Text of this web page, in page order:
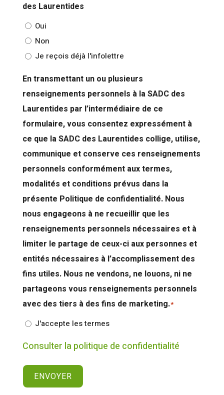
des Laurentides
Oui
Non
Je reçois déjà l'infolettre
En transmettant un ou plusieurs
renseignements personnels à la SADC des
Laurentides par l’intermédiaire de ce
formulaire, vous consentez expressément à
ce que la SADC des Laurentides collige, utilise,
communique et conserve ces renseignements
personnels conformément aux termes,
modalités et conditions prévus dans la
présente Politique de confidentialité. Nous
nous engageons à ne recueillir que les
renseignements personnels nécessaires et à
limiter le partage de ceux-ci aux personnes et
entités nécessaires à l’accomplissement des
fins utiles. Nous ne vendons, ne louons, ni ne
partageons vous renseignements personnels
avec des tiers à des fins de marketing.*
J'accepte les termes
Consulter la politique de confidentialité